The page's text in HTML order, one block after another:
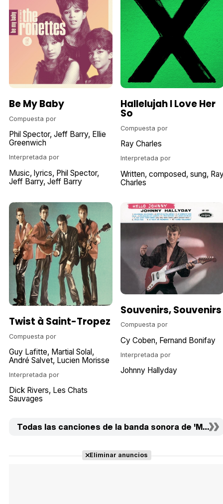
Be My Baby
Compuesta por
Phil Spector Jeff Barry Ellie
Greenwich
Interpretada por
Music lyrics Phil Spector
Jeff Barry Jeff Barry
Hallelujah I Love Her
So
Compuesta por
Ray Charles
Interpretada por
Written composed sung
Charles
Twist à Saint-Tropez
Compuesta por
Guy Lafitte Martial Solal
André Salvet Lucien Morisse
Interpretada por
Dick Rivers
Les Chats
Sauvages
Souvenirs, Souvenirs
Compuesta por
Cy Coben Fernand Bonifay
Interpretada por
Johnny Hallyday
Todas las canciones de la banda sonora de 'Mali
Eliminar anuncios